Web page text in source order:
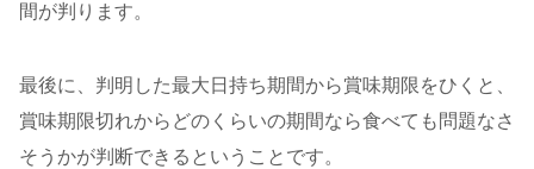
間が判ります。
最後に、判明した最大日持ち期間から賞味期限をひくと、
賞味期限切れからどのくらいの期間なら食べても問題なさ
そうかが判断できるということです。